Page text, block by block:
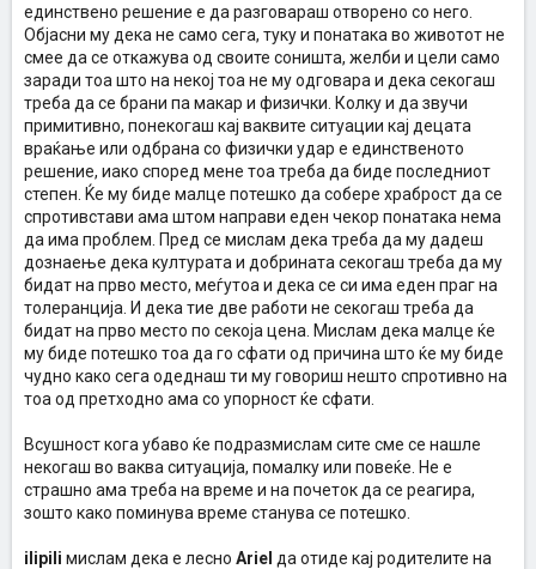
единствено решение е да разговараш отворено со него.
Објасни му дека не само сега, туку и понатака во животот не
смее да се откажува од своите соништа, желби и цели само
заради тоа што на некој тоа не му одговара и дека секогаш
треба да се брани па макар и физички. Колку и да звучи
примитивно, понекогаш кај ваквите ситуации кај децата
враќање или одбрана со физички удар е единственото
решение, иако според мене тоа треба да биде последниот
степен. Ќе му биде малце потешко да собере храброст да се
спротивстави ама штом направи еден чекор понатака нема
да има проблем. Пред се мислам дека треба да му дадеш
дознаење дека културата и добрината секогаш треба да му
бидат на прво место, меѓутоа и дека се си има еден праг на
толеранција. И дека тие две работи не секогаш треба да
бидат на прво место по секоја цена. Мислам дека малце ќе
му биде потешко тоа да го сфати од причина што ќе му биде
чудно како сега одеднаш ти му говориш нешто спротивно на
тоа од претходно ама со упорност ќе сфати.
Всушност кога убаво ќе подразмислам сите сме се нашле
некогаш во ваква ситуација, помалку или повеќе. Не е
страшно ама треба на време и на почеток да се реагира,
зошто како поминува време станува се потешко.
ilipili мислам дека е лесно Ariel да отиде кај родителите на